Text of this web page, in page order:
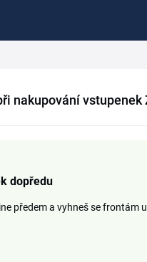
nakupování vstupenek
dopředu
předem a vyhneš se frontám